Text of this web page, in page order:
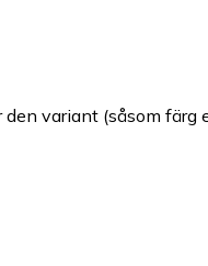
variant (såsom